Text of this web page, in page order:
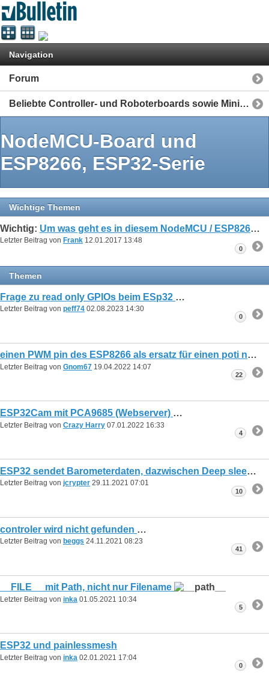
Navigation
Forum
Beliebte Controller- und Roboterboards sowie Mini-Computer
NodeMCU-Board und
ESP8266, ESP32-Serie
Wichtige Themen
Wichtig: Um was geht es in diesem NodeMCU / ESP8266 Forum?
Letzter Beitrag von Frank 12.01.2017 13:48
0
Themen
Frage zu read only GPIOs beim ESp32
Letzter Beitrag von peff74 02.08.2023 14:30
0
einen PWM pin des ESP8266 als ersatz für einen poti nutzen?
Letzter Beitrag von Gnom67 19.04.2022 14:07
22
ESP32Cam mit PCA9685 (Webserver)
Letzter Beitrag von Crazy Harry 07.01.2022 16:33
4
ESP32 sendet Barometerdaten, dazwischen Deep sleep oder Wlan und MQTT aus-/anschalten
Letzter Beitrag von jcrypter 29.11.2021 07:01
10
controler wird nicht gefunden
Letzter Beitrag von beggs 24.11.2021 08:23
41
__FILE__ mit Path, nicht nur Filename
Letzter Beitrag von inka 01.05.2021 10:34
5
ESP32 und painlessmesh
Letzter Beitrag von inka 02.01.2021 17:04
0